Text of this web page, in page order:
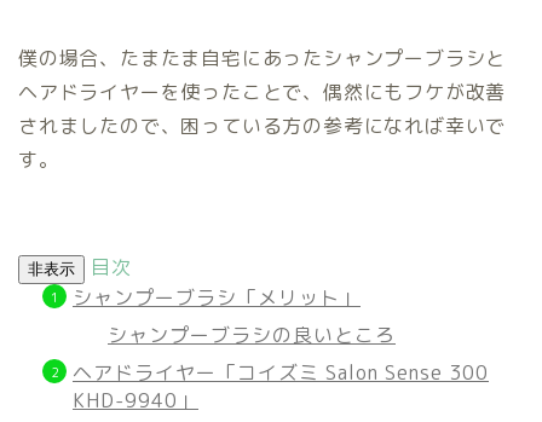
僕の場合、たまたま自宅にあったシャンプーブラシと
ヘアドライヤーを使ったことで、偶然にもフケが改善
されましたので、困っている方の参考になれば幸いで
す。
非表示
目次
シャンプーブラシ「メリット」
シャンプーブラシの良いところ
ヘアドライヤー「コイズミ Salon Sense 300
KHD-9940」